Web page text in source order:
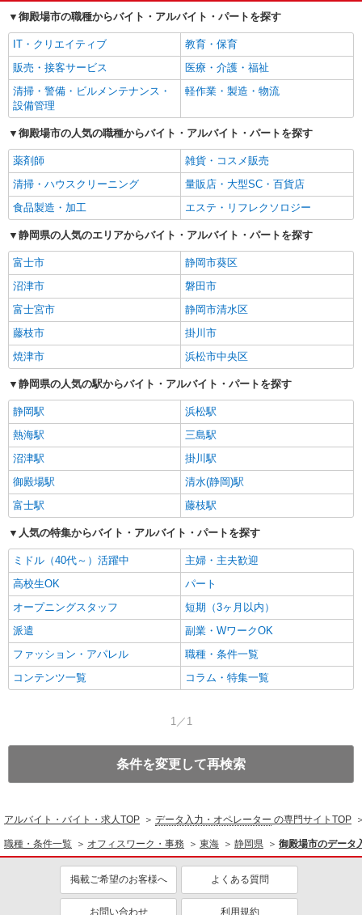
御殿場市の職種からバイト・アルバイト・パートを探す
IT・クリエイティブ
教育・保育
販売・接客サービス
医療・介護・福祉
清掃・警備・ビルメンテナンス・
設備管理
軽作業・製造・物流
御殿場市の人気の職種からバイト・アルバイト・パートを探す
薬剤師
雑貨・コスメ販売
清掃・ハウスクリーニング
量販店・大型SC・百貨店
食品製造・加工
エステ・リフレクソロジー
静岡県の人気のエリアからバイト・アルバイト・パートを探す
富士市
静岡市葵区
沼津市
磐田市
富士宮市
静岡市清水区
藤枝市
掛川市
焼津市
浜松市中央区
静岡県の人気の駅からバイト・アルバイト・パートを探す
静岡駅
浜松駅
熱海駅
三島駅
沼津駅
掛川駅
御殿場駅
清水(静岡)駅
富士駅
藤枝駅
人気の特集からバイト・アルバイト・パートを探す
ミドル（40代～）活躍中
主婦・主夫歓迎
高校生OK
パート
オープニングスタッフ
短期（3ヶ月以内）
派遣
副業・WワークOK
ファッション・アパレル
職種・条件一覧
コンテンツ一覧
コラム・特集一覧
1／1
条件を変更して再検索
アルバイト・バイト・求人TOP データ入力・オペレーター の専門サイトTOP
職種・条件一覧 オフィスワーク・事務 東海 静岡県 御殿場市のデータ
掲載ご希望のお客様へ よくある質問
お問い合わせ 利用規約